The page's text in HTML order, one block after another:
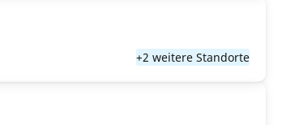
+2 weitere Standorte